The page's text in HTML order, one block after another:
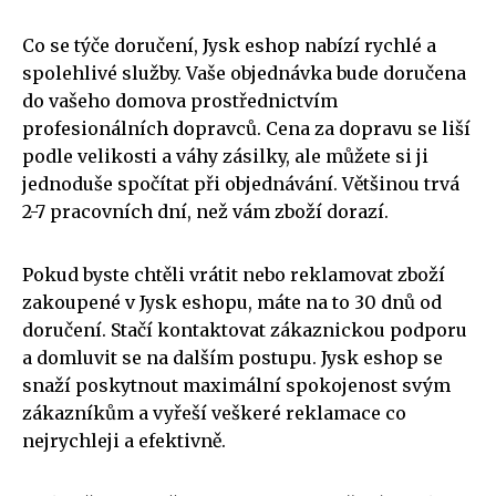
Co se týče doručení, Jysk eshop nabízí rychlé a
spolehlivé služby. Vaše objednávka bude doručena
do vašeho domova prostřednictvím
profesionálních dopravců. Cena za dopravu se liší
podle velikosti a váhy zásilky, ale můžete si ji
jednoduše spočítat při objednávání. Většinou trvá
2-7 pracovních dní, než vám zboží dorazí.
Pokud byste chtěli vrátit nebo reklamovat zboží
zakoupené v Jysk eshopu, máte na to 30 dnů od
doručení. Stačí kontaktovat zákaznickou podporu
a domluvit se na dalším postupu. Jysk eshop se
snaží poskytnout maximální spokojenost svým
zákazníkům a vyřeší veškeré reklamace co
nejrychleji a efektivně.